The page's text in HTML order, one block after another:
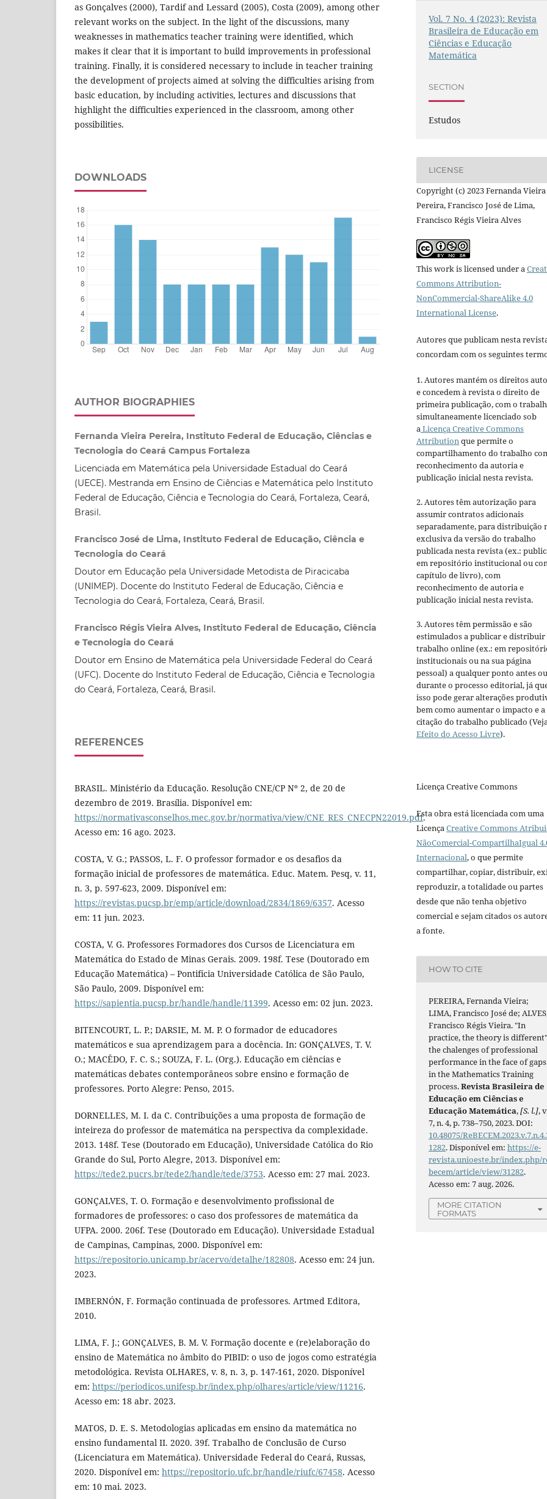
as Gonçalves (2000), Tardif and Lessard (2005), Costa (2009), among other
relevant works on the subject. In the light of the discussions, many
weaknesses in mathematics teacher training were identified, which
makes it clear that it is important to build improvements in professional
training. Finally, it is considered necessary to include in teacher training
the development of projects aimed at solving the difficulties arising from
basic education, by including activities, lectures and discussions that
highlight the difficulties experienced in the classroom, among other
possibilities.
DOWNLOADS
AUTHOR BIOGRAPHIES
Fernanda Vieira Pereira, Instituto Federal de Educação, Ciências e
Tecnologia do Ceará Campus Fortaleza
Licenciada em Matemática pela Universidade Estadual do Ceará
(UECE). Mestranda em Ensino de Ciências e Matemática pelo Instituto
Federal de Educação, Ciência e Tecnologia do Ceará, Fortaleza, Ceará,
Brasil.
Francisco José de Lima, Instituto Federal de Educação, Ciência e
Tecnologia do Ceará
Doutor em Educação pela Universidade Metodista de Piracicaba
(UNIMEP). Docente do Instituto Federal de Educação, Ciência e
Tecnologia do Ceará, Fortaleza, Ceará, Brasil.
Francisco Régis Vieira Alves, Instituto Federal de Educação, Ciência
e Tecnologia do Ceará
Doutor em Ensino de Matemática pela Universidade Federal do Ceará
(UFC). Docente do Instituto Federal de Educação, Ciência e Tecnologia
do Ceará, Fortaleza, Ceará, Brasil.
REFERENCES
BRASIL. Ministério da Educação. Resolução CNE/CP Nº 2, de 20 de
dezembro de 2019. Brasília. Disponível em:
https://normativasconselhos.mec.gov.br/normativa/view/CNE_RES_CNECPN22019.pdf.
Acesso em: 16 ago. 2023.
COSTA, V. G.; PASSOS, L. F. O professor formador e os desafios da
formação inicial de professores de matemática. Educ. Matem. Pesq, v. 11,
n. 3, p. 597-623, 2009. Disponível em:
https://revistas.pucsp.br/emp/article/download/2834/1869/6357. Acesso
em: 11 jun. 2023.
COSTA, V. G. Professores Formadores dos Cursos de Licenciatura em
Matemática do Estado de Minas Gerais. 2009. 198f. Tese (Doutorado em
Educação Matemática) – Pontifícia Universidade Católica de São Paulo,
São Paulo, 2009. Disponível em:
https://sapientia.pucsp.br/handle/handle/11399. Acesso em: 02 jun. 2023.
BITENCOURT, L. P.; DARSIE, M. M. P. O formador de educadores
matemáticos e sua aprendizagem para a docência. In: GONÇALVES, T. V.
O.; MACÊDO, F. C. S.; SOUZA, F. L. (Org.). Educação em ciências e
matemáticas debates contemporâneos sobre ensino e formação de
professores. Porto Alegre: Penso, 2015.
DORNELLES, M. I. da C. Contribuições a uma proposta de formação de
inteireza do professor de matemática na perspectiva da complexidade.
2013. 148f. Tese (Doutorado em Educação), Universidade Católica do Rio
Grande do Sul, Porto Alegre, 2013. Disponível em:
https://tede2.pucrs.br/tede2/handle/tede/3753. Acesso em: 27 mai. 2023.
GONÇALVES, T. O. Formação e desenvolvimento profissional de
formadores de professores: o caso dos professores de matemática da
UFPA. 2000. 206f. Tese (Doutorado em Educação). Universidade Estadual
de Campinas, Campinas, 2000. Disponível em:
https://repositorio.unicamp.br/acervo/detalhe/182808. Acesso em: 24 jun.
2023.
IMBERNÓN, F. Formação continuada de professores. Artmed Editora,
2010.
LIMA, F. J.; GONÇALVES, B. M. V. Formação docente e (re)elaboração do
ensino de Matemática no âmbito do PIBID: o uso de jogos como estratégia
metodológica. Revista OLHARES, v. 8, n. 3, p. 147-161, 2020. Disponível
em: https://periodicos.unifesp.br/index.php/olhares/article/view/11216.
Acesso em: 18 abr. 2023.
MATOS, D. E. S. Metodologias aplicadas em ensino da matemática no
ensino fundamental II. 2020. 39f. Trabalho de Conclusão de Curso
(Licenciatura em Matemática). Universidade Federal do Ceará, Russas,
2020. Disponível em: https://repositorio.ufc.br/handle/riufc/67458. Acesso
em: 10 mai. 2023.
Vol. 7 No. 4 (2023): Revista
Brasileira de Educação em
Ciências e Educação
Matemática
SECTION
Estudos
LICENSE
Copyright (c) 2023 Fernanda Vieira
Pereira, Francisco José de Lima,
Francisco Régis Vieira Alves
This work is licensed under a
Commons Attribution-
NonCommercial-ShareAlike 4.0
International License.
Autores que publicam nesta
concordam com os seguintes
1. Autores mantém os direitos
e concedem à revista o direito de
primeira publicação, com o
simultaneamente licenciado sob
aLicença Creative Commons
Attributionque permite o
compartilhamento do trabalho
reconhecimento da autoria e
publicação inicial nesta revista.
2. Autores têm autorização para
assumir contratos adicionais
separadamente, para distribuição
exclusiva da versão do trabalho
publicada nesta revista (ex.:
em repositório institucional ou
capítulo de livro), com
reconhecimento de autoria e
publicação inicial nesta revista.
3. Autores têm permissão e são
estimulados a publicar e distribuir
trabalho online (ex.: em
institucionais ou na sua página
pessoal) a qualquer ponto antes ou
durante o processo editorial, já
isso pode gerar alterações
bem como aumentar o impacto e a
citação do trabalho publicado
Efeito do Acesso Livre).
Licença Creative Commons
Esta obra está licenciada com uma
LicençaCreative Commons
NãoComercial-CompartilhaIgual
Internacional, o que permite
compartilhar, copiar, distribuir,
reproduzir, a totalidade ou partes
desde que não tenha objetivo
comercial e sejam citados os
a fonte.
HOW TO CITE
PEREIRA, Fernanda Vieira;
LIMA, Francisco José de;
Francisco Régis Vieira. "In
practice, the theory is
the chalenges of professional
performance in the face of gaps
in the Mathematics Training
process.Revista Brasileira de
Educação em Ciências e
Educação Matemática,[S. l.],
7, n. 4, p. 738–750, 2023. DOI:
10.48075/
1282. Disponível em:https://e-
revista.unioeste.br/index.php/
becem/article/view/31282.
Acesso em: 7 aug. 2026.
MORE CITATION
FORMATS